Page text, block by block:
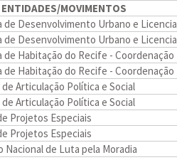
ENTIDADES/MOVIMENTOS
de Desenvolvimento Urbano e
de Desenvolvimento Urbano e
de Habitação do Recife - Coordenação
de Habitação do Recife - Coordenação
de Articulação Política e Social
de Articulação Política e Social
Projetos Especiais
Projetos Especiais
Nacional de Luta pela Moradia